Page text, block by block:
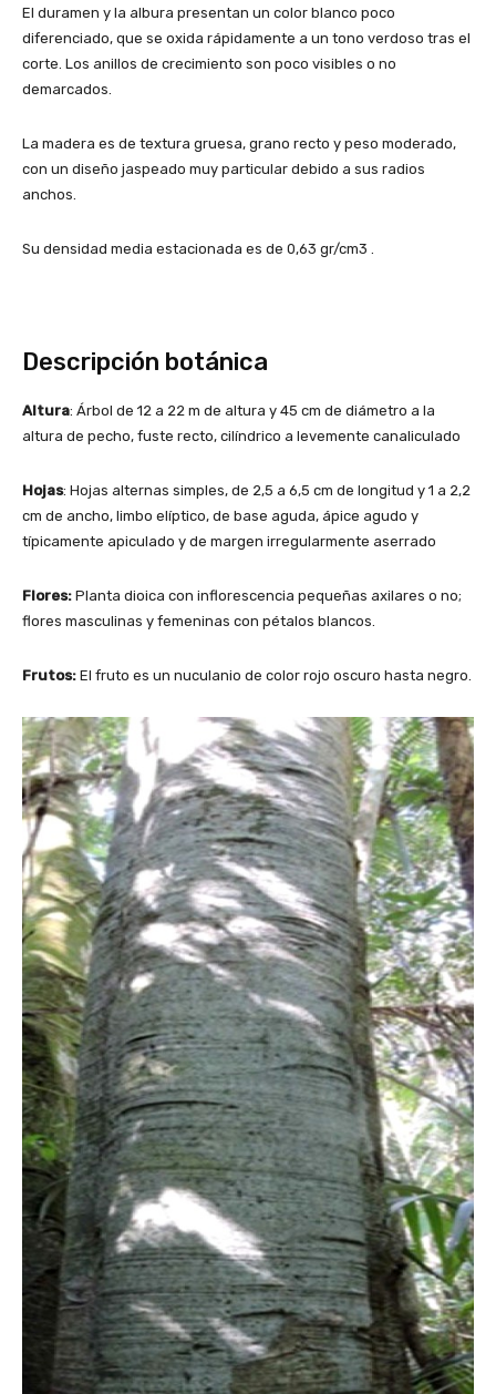
El duramen y la albura presentan un color blanco poco
diferenciado, que se oxida rápidamente a un tono verdoso tras el
corte. Los anillos de crecimiento son poco visibles o no
demarcados.
La madera es de textura gruesa, grano recto y peso moderado,
con un diseño jaspeado muy particular debido a sus radios
anchos.
Su densidad media estacionada es de 0,63 gr/cm3 .
Descripción botánica
Altura: Árbol de 12 a 22 m de altura y 45 cm de diámetro a la
altura de pecho, fuste recto, cilíndrico a levemente canaliculado
Hojas: Hojas alternas simples, de 2,5 a 6,5 cm de longitud y 1 a 2,2
cm de ancho, limbo elíptico, de base aguda, ápice agudo y
típicamente apiculado y de margen irregularmente aserrado
Flores: Planta dioica con inflorescencia pequeñas axilares o no;
flores masculinas y femeninas con pétalos blancos.
Frutos: El fruto es un nuculanio de color rojo oscuro hasta negro.